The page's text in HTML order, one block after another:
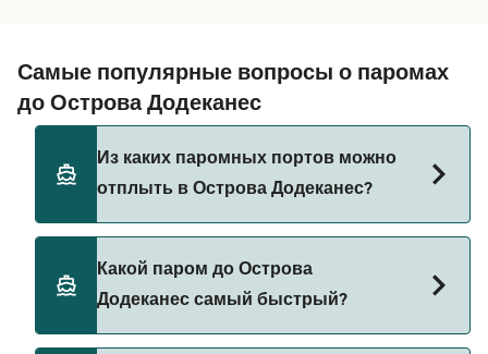
Самые популярные вопросы о паромах
до Острова Додеканес
Из каких паромных портов можно
отплыть в Острова Додеканес?
из:
Какой паром до Острова
Додеканес самый быстрый?